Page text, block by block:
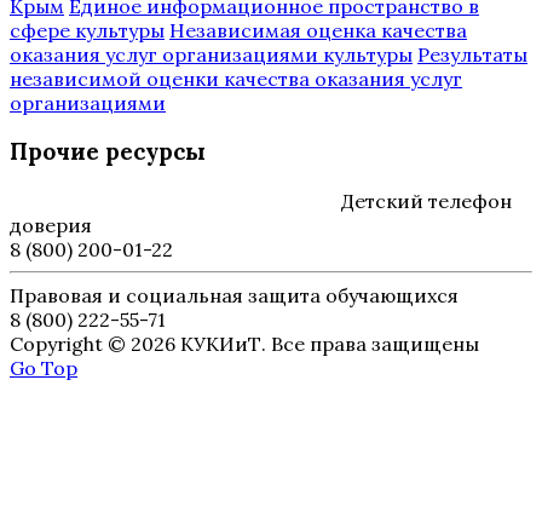
Крым Единое информационное пространство в
сфере культуры Независимая оценка качества
оказания услуг организациями культуры Результаты
независимой оценки качества оказания услуг
организациями
Прочие ресурсы
Детский телефон
доверия
8 (800) 200-01-22
Правовая и социальная защита обучающихся
8 (800) 222-55-71
Copyright © 2026 КУКИиТ. Все права защищены
Go Top